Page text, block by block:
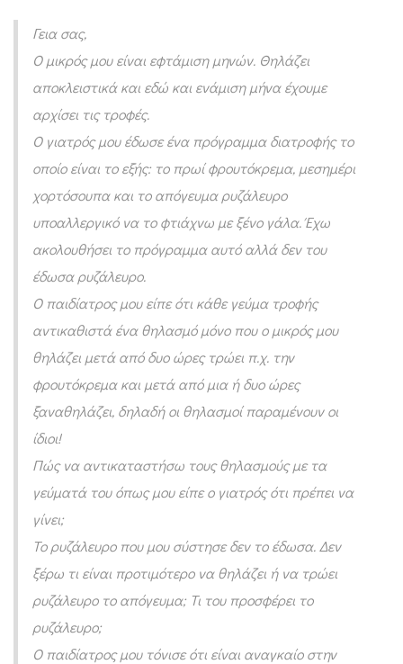
ς
Γεια σας,
Ο μικρός μου είναι εφτάμιση μηνών. Θηλάζει
αποκλειστικά και εδώ και ενάμιση μήνα έχουμε
αρχίσει τις τροφές.
Ο γιατρός μου έδωσε ένα πρόγραμμα διατροφής το
οποίο είναι το εξής: το πρωί φρουτόκρεμα, μεσημέρι
χορτόσουπα και το απόγευμα ρυζάλευρο
υποαλλεργικό να το φτιάχνω με ξένο γάλα. Έχω
ακολουθήσει το πρόγραμμα αυτό αλλά δεν του
έδωσα ρυζάλευρο.
Ο παιδίατρος μου είπε ότι κάθε γεύμα τροφής
αντικαθιστά ένα θηλασμό μόνο που ο μικρός μου
θηλάζει μετά από δυο ώρες τρώει π.χ. την
φρουτόκρεμα και μετά από μια ή δυο ώρες
ξαναθηλάζει, δηλαδή οι θηλασμοί παραμένουν οι
ίδιοι!
Πώς να αντικαταστήσω τους θηλασμούς με τα
γεύματά του όπως μου είπε ο γιατρός ότι πρέπει να
γίνει;
Το ρυζάλευρο που μου σύστησε δεν το έδωσα. Δεν
ξέρω τι είναι προτιμότερο να θηλάζει ή να τρώει
ρυζάλευρο το απόγευμα; Τι του προσφέρει το
ρυζάλευρο;
Ο παιδίατρος μου τόνισε ότι είναι αναγκαίο στην